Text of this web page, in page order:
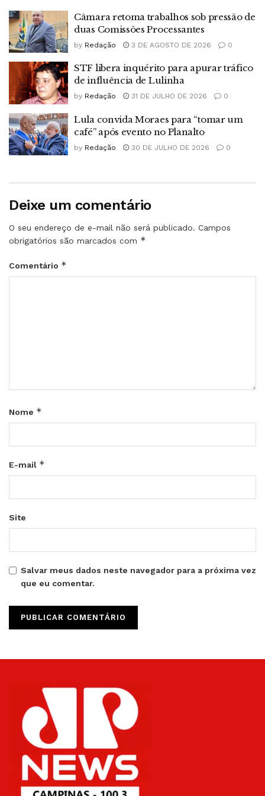
Câmara retoma trabalhos sob pressão de
duas Comissões Processantes
by Redação 3 DE AGOSTO DE 2026 0
STF libera inquérito para apurar tráfico
de influência de Lulinha
by Redação 31 DE JULHO DE 2026 0
Lula convida Moraes para “tomar um
café” após evento no Planalto
by Redação 30 DE JULHO DE 2026 0
Deixe um comentário
O seu endereço de e-mail não será publicado. Campos
obrigatórios são marcados com *
Comentário *
Nome *
E-mail *
Site
Salvar meus dados neste navegador para a próxima vez
que eu comentar.